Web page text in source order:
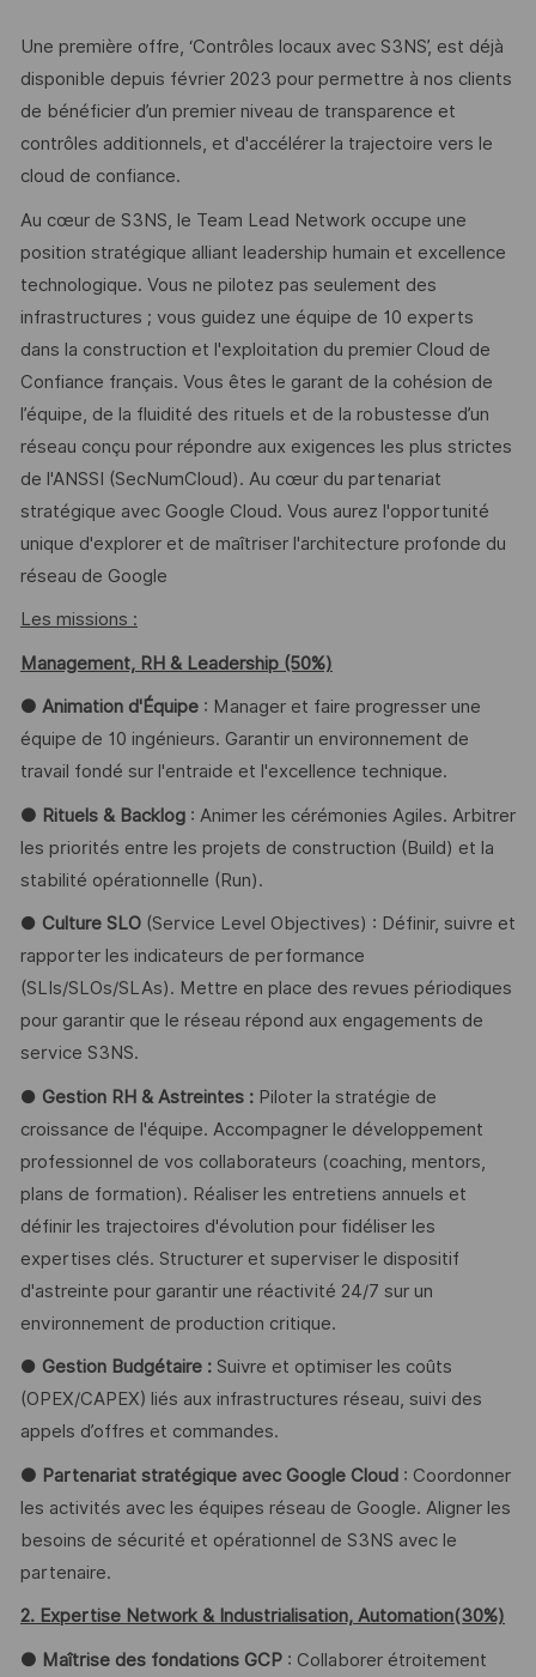
Une première offre, ‘Contrôles locaux avec S3NS’, est déjà
disponible depuis février 2023 pour permettre à nos clients
de bénéficier d’un premier niveau de transparence et
contrôles additionnels, et d'accélérer la trajectoire vers le
cloud de confiance.
Au cœur de S3NS, le Team Lead Network occupe une
position stratégique alliant leadership humain et excellence
technologique. Vous ne pilotez pas seulement des
infrastructures ; vous guidez une équipe de 10 experts
dans la construction et l'exploitation du premier Cloud de
Confiance français. Vous êtes le garant de la cohésion de
l’équipe, de la fluidité des rituels et de la robustesse d’un
réseau conçu pour répondre aux exigences les plus strictes
de l'ANSSI (SecNumCloud). Au cœur du partenariat
stratégique avec Google Cloud. Vous aurez l'opportunité
unique d'explorer et de maîtriser l'architecture profonde du
réseau de Google
Les missions :
Management, RH & Leadership (50%)
● Animation d'Équipe : Manager et faire progresser une
équipe de 10 ingénieurs. Garantir un environnement de
travail fondé sur l'entraide et l'excellence technique.
● Rituels & Backlog: Animer les cérémonies Agiles. Arbitrer
les priorités entre les projets de construction (Build) et la
stabilité opérationnelle (Run).
● Culture SLO (Service Level Objectives) : Définir, suivre et
rapporter les indicateurs de performance
(SLIs/SLOs/SLAs). Mettre en place des revues périodiques
pour garantir que le réseau répond aux engagements de
service S3NS.
● Gestion RH & Astreintes : Piloter la stratégie de
croissance de l'équipe. Accompagner le développement
professionnel de vos collaborateurs (coaching, mentors,
plans de formation). Réaliser les entretiens annuels et
définir les trajectoires d'évolution pour fidéliser les
expertises clés. Structurer et superviser le dispositif
d'astreinte pour garantir une réactivité 24/7 sur un
environnement de production critique.
● Gestion Budgétaire :Suivre et optimiser les coûts
(OPEX/CAPEX) liés aux infrastructures réseau, suivi des
appels d’offres et commandes.
● Partenariat stratégique avec Google Cloud : Coordonner
les activités avec les équipes réseau de Google. Aligner les
besoins de sécurité et opérationnel de S3NS avec le
partenaire.
2. Expertise Network & Industrialisation, Automation(30%)
● Maîtrise des fondations GCP: Collaborer étroitement